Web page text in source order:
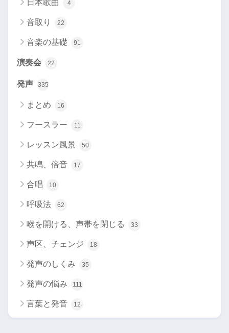
日本歌曲 4
音取り 22
音楽の基礎 91
演奏会 22
発声 335
まとめ 16
フースラー 11
レッスン風景 50
共鳴、倍音 17
合唱 10
呼吸法 62
喉を開ける、声帯を閉じる 33
声区、チェンジ 18
発声のしくみ 35
発声の悩み 111
言葉と発音 12